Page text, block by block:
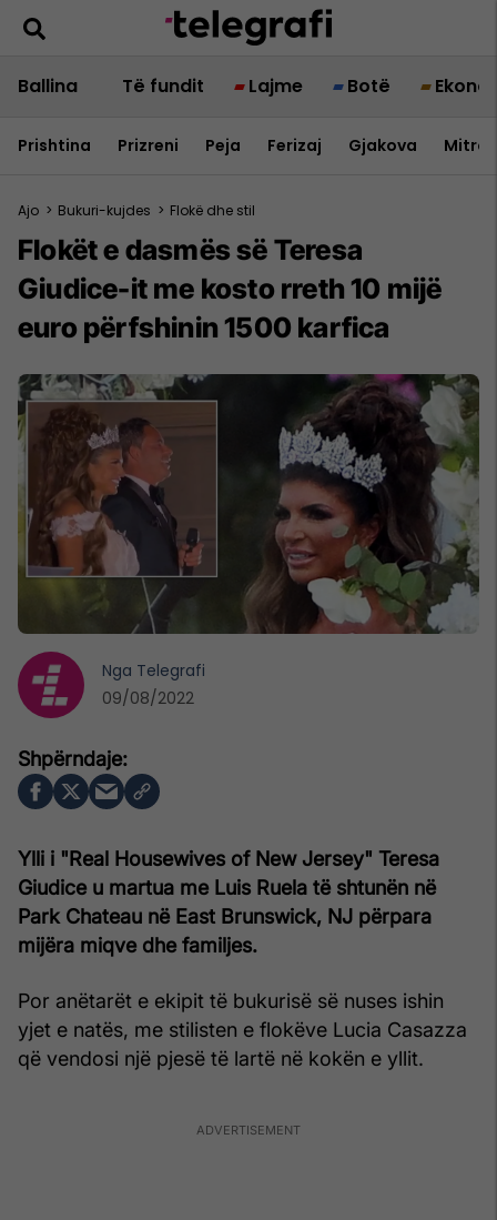
Ballina Të fundit Lajme Botë
Prishtina Prizreni Peja Ferizaj Gjakova
Ajo > Bukuri-kujdes > Flokë dhe stil
Flokët e dasmës së Teresa
Giudice-it me kosto rreth 10 mijë
euro përfshinin 1500 karfica
Ylli i "Real Housewives of New Jersey" Teresa
Giudice u martua me Luis Ruela të shtunën në
Park Chateau në East Brunswick, NJ përpara
mijëra miqve dhe familjes.
Por anëtarët e ekipit të bukurisë së nuses ishin
yjet e natës, me stilisten e flokëve Lucia Casazza
që vendosi një pjesë të lartë në kokën e yllit.
Nga Telegrafi
09/08/2022